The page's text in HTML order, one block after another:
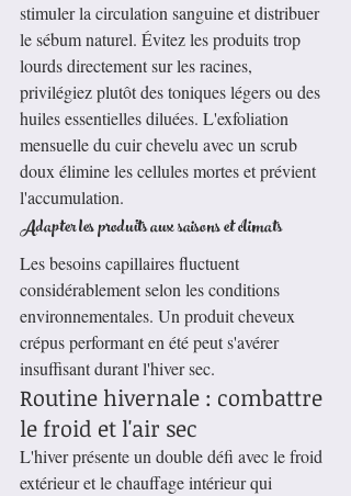
stimuler la circulation sanguine et distribuer
le sébum naturel. Évitez les produits trop
lourds directement sur les racines,
privilégiez plutôt des toniques légers ou des
huiles essentielles diluées. L'exfoliation
mensuelle du cuir chevelu avec un scrub
doux élimine les cellules mortes et prévient
l'accumulation.
Adapter les produits aux saisons et climats
Les besoins capillaires fluctuent
considérablement selon les conditions
environnementales. Un produit cheveux
crépus performant en été peut s'avérer
insuffisant durant l'hiver sec.
Routine hivernale : combattre
le froid et l'air sec
L'hiver présente un double défi avec le froid
extérieur et le chauffage intérieur qui